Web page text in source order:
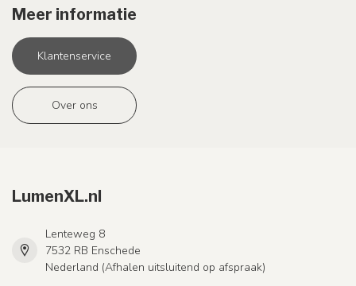
Meer informatie
Klantenservice
Over ons
LumenXL.nl
Lenteweg 8
7532 RB Enschede
Nederland (Afhalen uitsluitend op afspraak)